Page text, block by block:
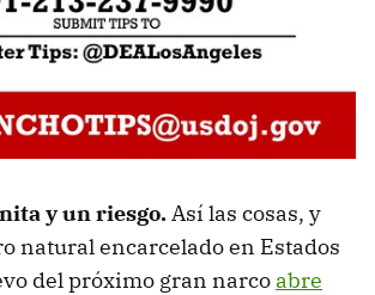
y un riesgo.Así las cosas, y
natural encarcelado en Estados
del próximo gran narco abre